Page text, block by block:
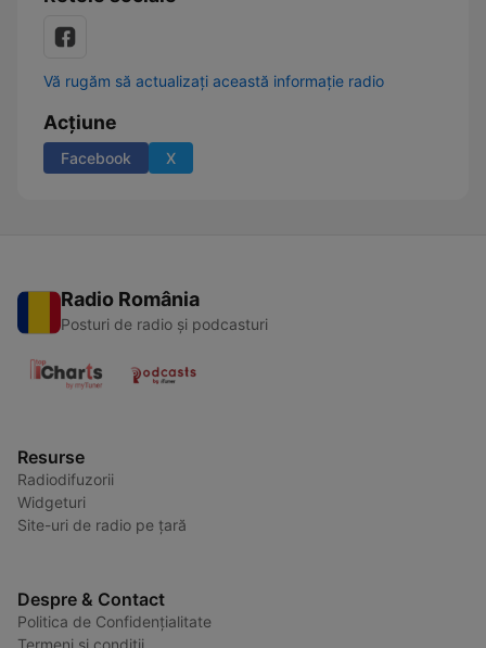
Vă rugăm să actualizați această informație radio
Acțiune
Facebook X
Radio România
Posturi de radio și podcasturi
Resurse
Radiodifuzorii
Widgeturi
Site-uri de radio pe țară
Despre & Contact
Politica de Confidențialitate
Termeni și condiții